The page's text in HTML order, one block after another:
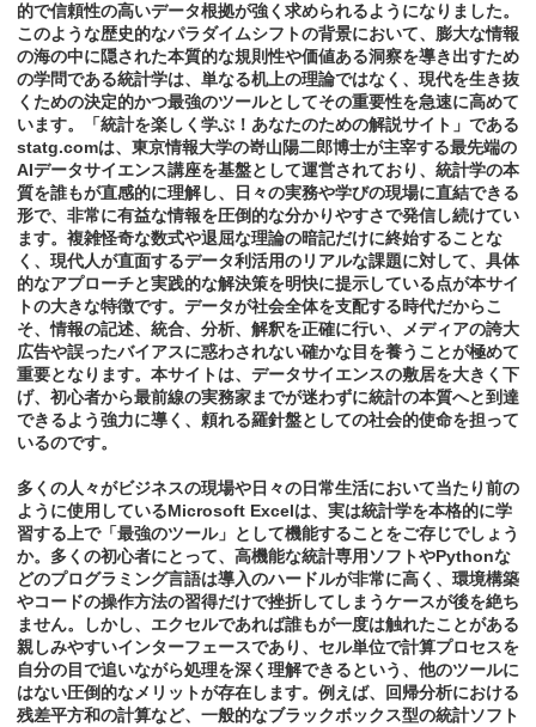
的で信頼性の高いデータ根拠が強く求められるようになりました。
このような歴史的なパラダイムシフトの背景において、膨大な情報
の海の中に隠された本質的な規則性や価値ある洞察を導き出すため
の学問である統計学は、単なる机上の理論ではなく、現代を生き抜
くための決定的かつ最強のツールとしてその重要性を急速に高めて
います。「統計を楽しく学ぶ！あなたのための解説サイト」である
statg.comは、東京情報大学の嵜山陽二郎博士が主宰する最先端の
AIデータサイエンス講座を基盤として運営されており、統計学の本
質を誰もが直感的に理解し、日々の実務や学びの現場に直結できる
形で、非常に有益な情報を圧倒的な分かりやすさで発信し続けてい
ます。複雑怪奇な数式や退屈な理論の暗記だけに終始することな
く、現代人が直面するデータ利活用のリアルな課題に対して、具体
的なアプローチと実践的な解決策を明快に提示している点が本サイ
トの大きな特徴です。データが社会全体を支配する時代だからこ
そ、情報の記述、統合、分析、解釈を正確に行い、メディアの誇大
広告や誤ったバイアスに惑わされない確かな目を養うことが極めて
重要となります。本サイトは、データサイエンスの敷居を大きく下
げ、初心者から最前線の実務家までが迷わずに統計の本質へと到達
できるよう強力に導く、頼れる羅針盤としての社会的使命を担って
いるのです。
多くの人々がビジネスの現場や日々の日常生活において当たり前の
ように使用しているMicrosoft Excelは、実は統計学を本格的に学
習する上で「最強のツール」として機能することをご存じでしょう
か。多くの初心者にとって、高機能な統計専用ソフトやPythonな
どのプログラミング言語は導入のハードルが非常に高く、環境構築
やコードの操作方法の習得だけで挫折してしまうケースが後を絶ち
ません。しかし、エクセルであれば誰もが一度は触れたことがある
親しみやすいインターフェースであり、セル単位で計算プロセスを
自分の目で追いながら処理を深く理解できるという、他のツールに
はない圧倒的なメリットが存在します。例えば、回帰分析における
残差平方和の計算など、一般的なブラックボックス型の統計ソフト